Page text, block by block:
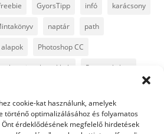
cookie-kat használunk, amelyek
történő optimalizálásához és folyamatos
érdeklődésének megfelelő hirdetések
GyorsTipp infó karácsony
naptár path
Photoshop CC
tippek, trükkök Postworkshop
text Topaz trükkök